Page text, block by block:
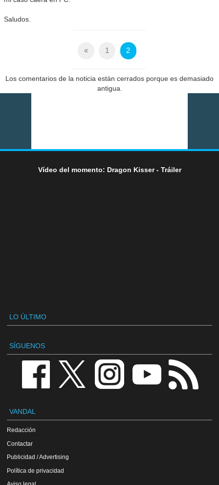
Saludos.
« 1 2
Los comentarios de la noticia están cerrados porque es demasiado
antigua.
Vídeo del momento: Dragon Kisser - Tráiler
LO ÚLTIMO
SÍGUENOS
VANDAL
Redacción
Contactar
Publicidad / Advertising
Política de privacidad